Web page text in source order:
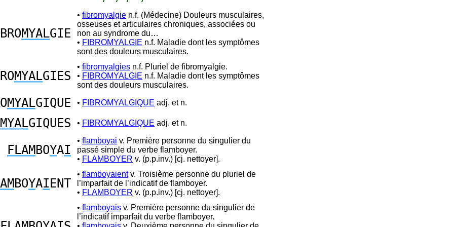
BROMYALGIE
• fibromyalgie n.f. (Médecine) Douleurs musculaires,
osseuses et articulaires chroniques, associées ou
non au syndrome du…
• FIBROMYALGIE n.f. Maladie dont les symptômes
sont des douleurs musculaires.
MYALGIES
• fibromyalgies n.f. Pluriel de fibromyalgie.
• FIBROMYALGIE n.f. Maladie dont les symptômes
sont des douleurs musculaires.
MYALGIQUE • FIBROMYALGIQUE adj. et n.
MYALGIQUES • FIBROMYALGIQUE adj. et n.
FLAM BOYAI
• flamboyai v. Première personne du singulier du
passé simple du verbe flamboyer.
• FLAMBOYER v. (p.p.inv.) [cj. nettoyer].
BOYAI ENT
• flamboyaientv. Troisième personne du pluriel de
l’imparfait de l’indicatif de flamboyer.
• FLAMBOYER v. (p.p.inv.) [cj. nettoyer].
• flamboyais v. Première personne du singulier de
l’indicatif imparfait du verbe flamboyer.